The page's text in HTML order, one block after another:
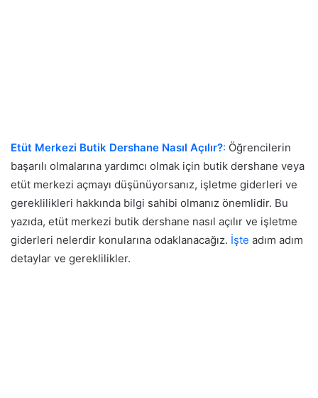
Etüt Merkezi Butik Dershane Nasıl Açılır?: Öğrencilerin
başarılı olmalarına yardımcı olmak için butik dershane veya
etüt merkezi açmayı düşünüyorsanız, işletme giderleri ve
gereklilikleri hakkında bilgi sahibi olmanız önemlidir. Bu
yazıda, etüt merkezi butik dershane nasıl açılır ve işletme
giderleri nelerdir konularına odaklanacağız. İşte adım adım
detaylar ve gereklilikler.